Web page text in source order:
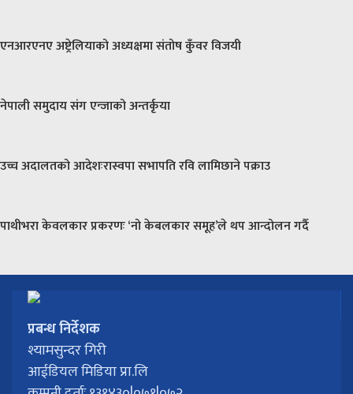
एनआरएनए अष्ट्रेलियाको अध्यक्षमा संतोष कुँवर विजयी
नेपाली समुदाय संग एन्जाको अन्तर्कृया
उच्च अदालतको आदेशःरास्वपा सभापति रवि लामिछाने पक्राउ
पाथीभरा केवलकार प्रकरणः ‘नो केबलकार समूह’ले थप आन्दोलन गर्दै
प्रबन्ध निर्देशक
श्यामसुन्दर गिरी
आईडियल मिडिया प्रा.लि